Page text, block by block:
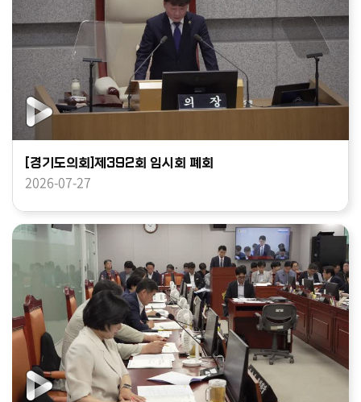
[경기도의회]제392회 임시회 폐회
2026-07-27